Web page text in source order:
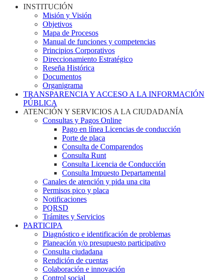
INSTITUCIÓN
Misión y Visión
Objetivos
Mapa de Procesos
Manual de funciones y competencias
Principios Corporativos
Direccionamiento Estratégico
Reseña Histórica
Documentos
Organigrama
TRANSPARENCIA Y ACCESO A LA INFORMACIÓN
PÚBLICA
ATENCIÓN Y SERVICIOS A LA CIUDADANÍA
Consultas y Pagos Online
Pago en línea Licencias de conducción
Porte de placa
Consulta de Comparendos
Consulta Runt
Consulta Licencia de Conducción
Consulta Impuesto Departamental
Canales de atención y pida una cita
Permisos pico y placa
Notificaciones
PQRSD
Trámites y Servicios
PARTICIPA
Diagnóstico e identificación de problemas
Planeación y/o presupuesto participativo​
Consulta ciudadana
Rendición de cuentas
Colaboración e innovación
Control social